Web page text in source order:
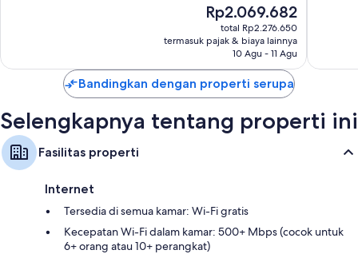
Kamar mandi dengan shower dan perlengkapan mandi gratis
Setiap hari, Pengisi daya/adaptor listrik, dan meja tulis
Harga
sekarang
Rp2.069.682
Rp2.069.682
total Rp2.276.650
termasuk pajak & biaya lainnya
10 Agu - 11 Agu
Bandingkan dengan properti serupa
Selengkapnya tentang properti ini
Fasilitas properti
Internet
Tersedia di semua kamar: Wi-Fi gratis
Kecepatan Wi-Fi dalam kamar: 500+ Mbps (cocok untuk
6+ orang atau 10+ perangkat)